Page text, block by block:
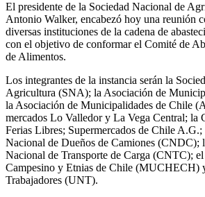
El presidente de la Sociedad Nacional de
Antonio Walker, encabezó hoy una reunión
diversas instituciones de la cadena de
con el objetivo de conformar el Comité de
de Alimentos.
Los integrantes de la instancia serán la
Agricultura (SNA); la Asociación de
la Asociación de Municipalidades de Chile
mercados Lo Valledor y La Vega Central; la
Ferias Libres; Supermercados de Chile
Nacional de Dueños de Camiones (CNDC);
Nacional de Transporte de Carga (CNTC);
Campesino y Etnias de Chile (MUCHECH)
Trabajadores (UNT).